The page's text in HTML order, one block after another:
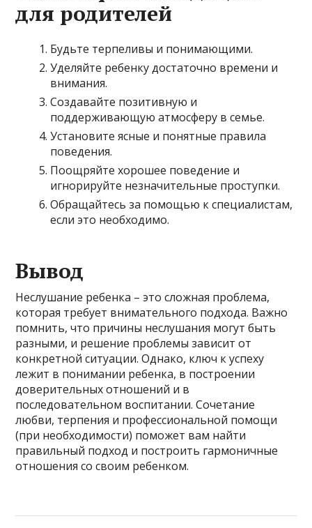
для родителей
Будьте терпеливы и понимающими.
Уделяйте ребенку достаточно времени и
внимания.
Создавайте позитивную и
поддерживающую атмосферу в семье.
Установите ясные и понятные правила
поведения.
Поощряйте хорошее поведение и
игнорируйте незначительные проступки.
Обращайтесь за помощью к специалистам,
если это необходимо.
Вывод
Неслушание ребенка – это сложная проблема,
которая требует внимательного подхода. Важно
помнить, что причины неслушания могут быть
разными, и решение проблемы зависит от
конкретной ситуации. Однако, ключ к успеху
лежит в понимании ребенка, в построении
доверительных отношений и в
последовательном воспитании. Сочетание
любви, терпения и профессиональной помощи
(при необходимости) поможет вам найти
правильный подход и построить гармоничные
отношения со своим ребенком.